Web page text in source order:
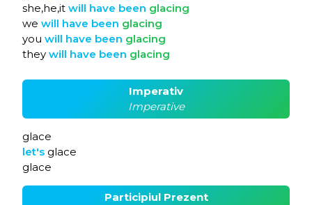
she,he,it will have been glacing
we will have been glacing
you will have been glacing
they will have been glacing
Imperativ
Imperative
glace
let's glace
glace
Participiul Prezent